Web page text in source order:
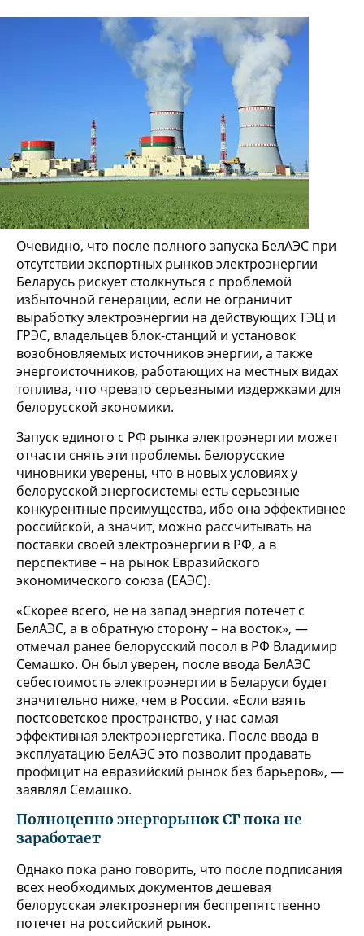
Очевидно, что после полного запуска БелАЭС при
отсутствии экспортных рынков электроэнергии
Беларусь рискует столкнуться с проблемой
избыточной генерации, если не ограничит
выработку электроэнергии на действующих ТЭЦ и
ГРЭС, владельцев блок-станций и установок
возобновляемых источников энергии, а также
энергоисточников, работающих на местных видах
топлива, что чревато серьезными издержками для
белорусской экономики.
Запуск единого с РФ рынка электроэнергии может
отчасти снять эти проблемы. Белорусские
чиновники уверены, что в новых условиях у
белорусской энергосистемы есть серьезные
конкурентные преимущества, ибо она эффективнее
российской, а значит, можно рассчитывать на
поставки своей электроэнергии в РФ, а в
перспективе – на рынок Евразийского
экономического союза (ЕАЭС).
«Скорее всего, не на запад энергия потечет с
БелАЭС, а в обратную сторону – на восток», —
отмечал ранее белорусский посол в РФ Владимир
Семашко. Он был уверен, после ввода БелАЭС
себестоимость электроэнергии в Беларуси будет
значительно ниже, чем в России. «Если взять
постсоветское пространство, у нас самая
эффективная электроэнергетика. После ввода в
эксплуатацию БелАЭС это позволит продавать
профицит на евразийский рынок без барьеров», —
заявлял Семашко.
Полноценно энергорынок СГ пока не
заработает
Однако пока рано говорить, что после подписания
всех необходимых документов дешевая
белорусская электроэнергия беспрепятственно
потечет на российский рынок.